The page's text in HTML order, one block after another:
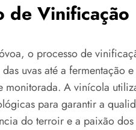
de Vinificação
o processo de
uvas até a fermentação
monitorada. A vinícola
para garantir a
do terroir e a paixão